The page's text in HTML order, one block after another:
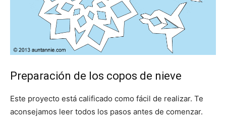
Preparación de los copos de nieve
Este proyecto está calificado como fácil de realizar. Te
aconsejamos leer todos los pasos antes de comenzar.